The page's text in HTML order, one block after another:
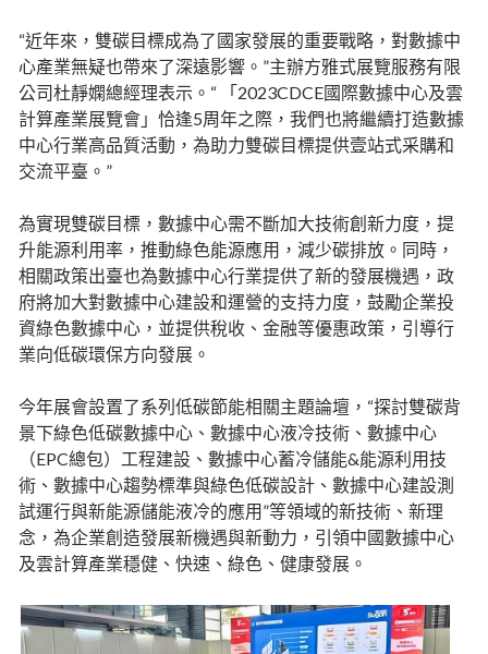
“近年來，雙碳目標成為了國家發展的重要戰略，對數據中
心產業無疑也帶來了深遠影響。”主辦方雅式展覽服務有限
公司杜靜嫻總經理表示。“ 「2023CDCE國際數據中心及雲
計算產業展覽會」恰逢5周年之際，我們也將繼續打造數據
中心行業高品質活動，為助力雙碳目標提供壹站式采購和
交流平臺。”
為實現雙碳目標，數據中心需不斷加大技術創新力度，提
升能源利用率，推動綠色能源應用，減少碳排放。同時，
相關政策出臺也為數據中心行業提供了新的發展機遇，政
府將加大對數據中心建設和運營的支持力度，鼓勵企業投
資綠色數據中心，並提供稅收、金融等優惠政策，引導行
業向低碳環保方向發展。
今年展會設置了系列低碳節能相關主題論壇，“探討雙碳背
景下綠色低碳數據中心、數據中心液冷技術、數據中心
（EPC總包）工程建設、數據中心蓄冷儲能&能源利用技
術、數據中心趨勢標準與綠色低碳設計、數據中心建設測
試運行與新能源儲能液冷的應用”等領域的新技術、新理
念，為企業創造發展新機遇與新動力，引領中國數據中心
及雲計算產業穩健、快速、綠色、健康發展。